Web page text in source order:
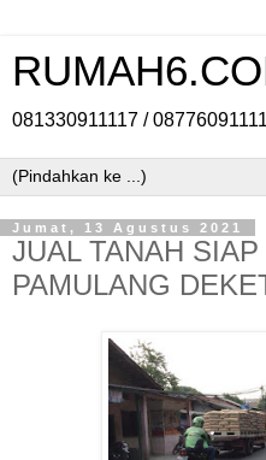
081330911117 /
Jumat, 13 Agustus 2021
JUAL TANAH
PAMULANG